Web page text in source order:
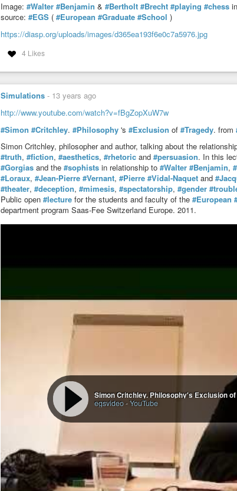
egsvideo-YouTube
Image: #Walter #Benjamin & #Bertholt #Brecht #playing #chess in
source: #EGS ( #European #Graduate #School )
https://diasp.org/uploads/images/d365ea193f6e0c7a5976.jpg
4 Likes
Simulations - 13 years ago
http://www.youtube.com/watch?v=fBgZopXuW7w
#Simon #Critchley. #Philosophy 's #Exclusion of #Tragedy. from
Simon Critchley, philosopher and author, talking about the
#truth, #fiction, #aesthetics, #rhetoric and #persuasion. In this
#Gorgias and the #sophists in relationship to #Walter #Benjamin,
#Loraux, #Jean-Pierre #Vernant, #Pierre #Vidal-Naquet and
#theater, #deception, #mimesis, #spectatorship, #gender
Public open #lecture for the students and faculty of the #European
department program Saas-Fee Switzerland Europe. 2011.
Simon Critchley. Philosophy's Exclusion of
egsvideo-YouTube